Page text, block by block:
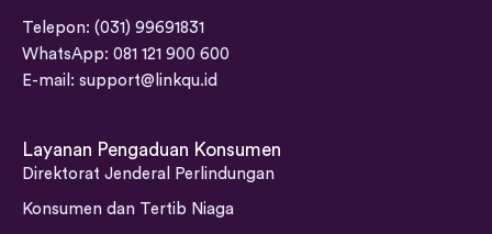
Telepon: (031) 99691831
WhatsApp: 081 121 900 600
E-mail: support@linkqu.id
Layanan Pengaduan Konsumen
Direktorat Jenderal Perlindungan
Konsumen dan Tertib Niaga